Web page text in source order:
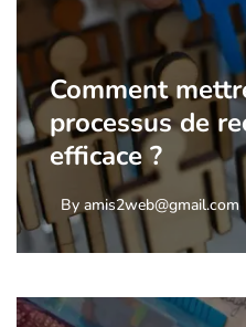
Comment
processus de
efficace ?
By amis2web@gmail.com